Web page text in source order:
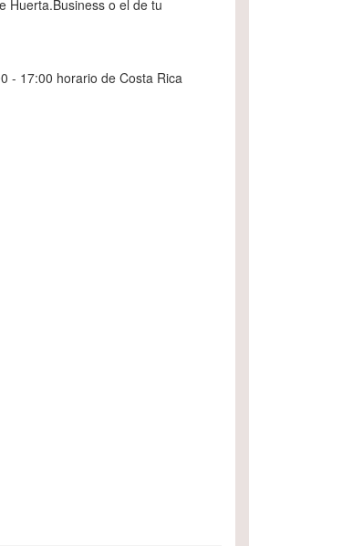
Huerta.Business o el de tu
- 17:00 horario de Costa Rica